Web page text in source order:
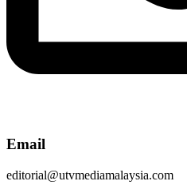
Email
editorial@utvmediamalaysia.com